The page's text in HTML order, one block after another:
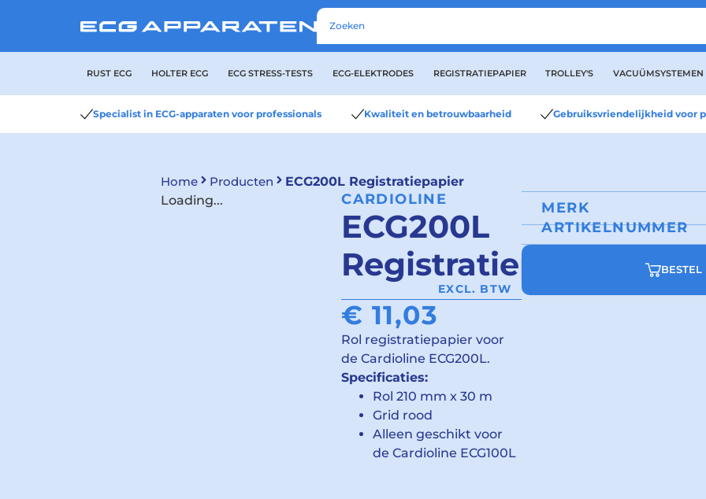
RUST ECG HOLTER ECG ECG STRESS-TESTS ECG-ELEKTRODES REGISTRATIEPAPIER TROLLEY'S VACUÜMSYSTEMEN
Specialist in ECG-apparaten voor professionals Kwaliteit en betrouwbaarheid Gebruiksvriendelijkheid voor
Home Producten
ECG200L Registratiepapier
Loading...
CARDIOLINE
ECG200L
Registratiepapier
€ 11,03
EXCL. BTW
Rol registratiepapier voor
de Cardioline ECG200L.
Specificaties:
Rol 210 mm x 30 m
Grid rood
Alleen geschikt voor
de Cardioline ECG100L
MERK
ARTIKELNUMMER
BESTEL